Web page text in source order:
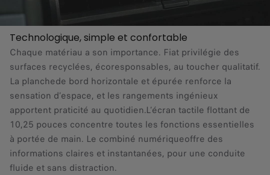
Technologique, simple et confortable
Chaque matériau a son importance. Fiat privilégie des
surfaces recyclées, écoresponsables, au toucher qualitatif.
La planchede bord horizontale et épurée renforce la
sensation d’espace, et les rangements ingénieux
apportent praticité au quotidien.L’écran tactile flottant de
10,25 pouces concentre toutes les fonctions essentielles
à portée de main. Le combiné numériqueoffre des
informations claires et instantanées, pour une conduite
fluide et sans distraction.